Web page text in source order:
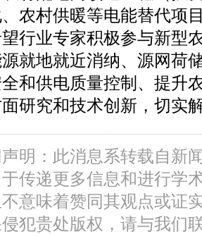
农村供暖等电能替代项
业专家积极参与新型
就地就近消纳、源网荷
和供电质量控制、提升
研究和技术创新，切实
明：此消息系转载自新
传递更多信息和进行学
意味着赞同其观点或证
犯贵处版权，请与我们